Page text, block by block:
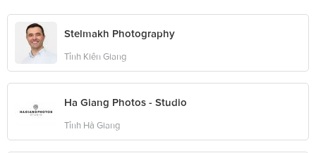
Stelmakh Photography
Tỉnh Kiên Giang
Ha Giang Photos - Studio
Tỉnh Hà Giang